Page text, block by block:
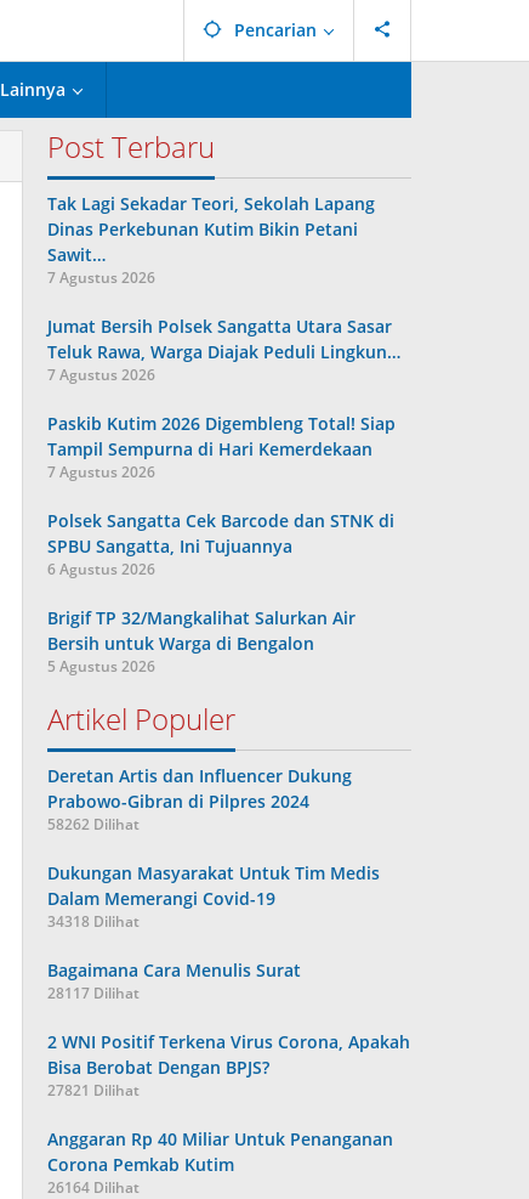
Pencarian
Lainnya
Post Terbaru
Tak Lagi Sekadar Teori, Sekolah Lapang
Dinas Perkebunan Kutim Bikin Petani
Sawit…
7 Agustus 2026
Jumat Bersih Polsek Sangatta Utara Sasar
Teluk Rawa, Warga Diajak Peduli Lingkun…
7 Agustus 2026
Paskib Kutim 2026 Digembleng Total! Siap
Tampil Sempurna di Hari Kemerdekaan
7 Agustus 2026
Polsek Sangatta Cek Barcode dan STNK di
SPBU Sangatta, Ini Tujuannya
6 Agustus 2026
Brigif TP 32/Mangkalihat Salurkan Air
Bersih untuk Warga di Bengalon
5 Agustus 2026
Artikel Populer
Deretan Artis dan Influencer Dukung
Prabowo-Gibran di Pilpres 2024
58262 Dilihat
Dukungan Masyarakat Untuk Tim Medis
Dalam Memerangi Covid-19
34318 Dilihat
Bagaimana Cara Menulis Surat
28117 Dilihat
2 WNI Positif Terkena Virus Corona, Apakah
Bisa Berobat Dengan BPJS?
27821 Dilihat
Anggaran Rp 40 Miliar Untuk Penanganan
Corona Pemkab Kutim
26164 Dilihat